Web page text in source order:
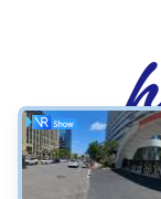
Social media